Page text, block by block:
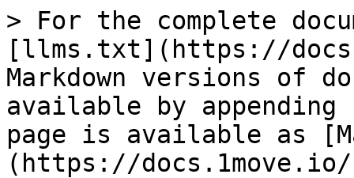
> For the complete
[llms.txt](https://
Markdown versions of
available by
page is available as
(https://docs.1move.io/